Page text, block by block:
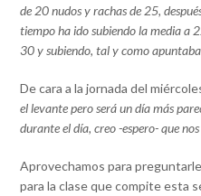
de 20 nudos y rachas de 25,
tiempo ha ido subiendo la media a
30 y subiendo, tal y como apuntaba
De cara a la jornada del
el levante pero será un día más
durante el día, creo -espero- que
Aprovechamos para
para la clase que compite esta